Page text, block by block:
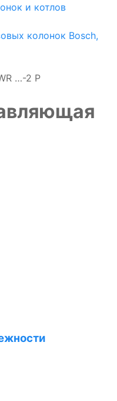
и котлов
колонок Bosch,
…-2 P